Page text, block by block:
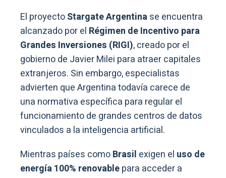
El proyectoStargate Argentinase encuentra
alcanzado por el Régimen de Incentivo para
Grandes Inversiones (RIGI), creado por el
gobierno de Javier Milei para atraer capitales
extranjeros. Sin embargo, especialistas
advierten que Argentina todavía carece de
una normativa específica para regular el
funcionamiento de grandes centros de datos
vinculados a la inteligencia artificial.
Mientras países comoBrasil exigen el uso de
energía 100% renovablepara acceder a